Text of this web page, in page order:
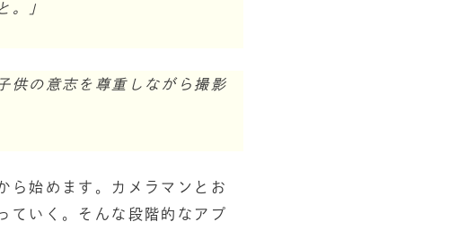
。」
供の意志を尊重しながら撮影
ら始めます。カメラマンとお
ていく。そんな段階的なアプ